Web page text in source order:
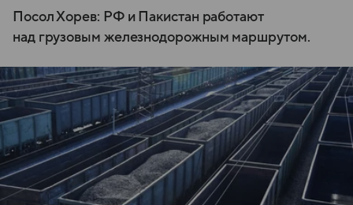
Посол Хорев: РФ и Пакистан работают
над грузовым железнодорожным маршрутом.